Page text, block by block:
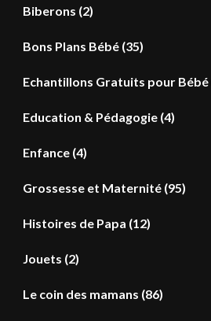
Biberons (2)
Bons Plans Bébé (35)
Echantillons Gratuits pour Bébé
Education & Pédagogie (4)
Enfance (4)
Grossesse et Maternité (95)
Histoires de Papa (12)
Jouets (2)
Le coin des mamans (86)